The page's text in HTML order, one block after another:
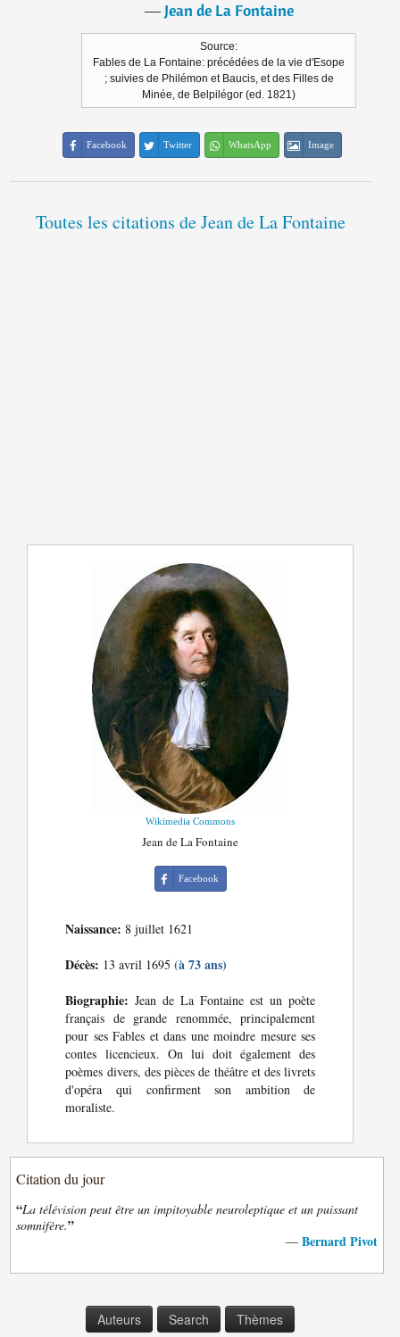
―Jean de La Fontaine
Source:
Fables de La Fontaine: précédées de la vie d'Esope
; suivies de Philémon et Baucis, et des Filles de
Minée, de Belpilégor (ed. 1821)
Facebook Twitter WhatsApp Image
Toutes les citations de Jean de La Fontaine
Wikimedia Commons
Jean de La Fontaine
Facebook
Naissance: 8 juillet 1621
Décès: 13 avril 1695(à 73 ans)
Biographie: Jean de La Fontaine est un poète
français de grande renommée, principalement
pour ses Fables et dans une moindre mesure ses
contes licencieux. On lui doit également des
poèmes divers, des pièces de théâtre et des livrets
d'opéra qui confirment son ambition de
moraliste.
Citation du jour
“La télévision peut être un impitoyable neuroleptique et un puissant
somnifère.”
— Bernard Pivot
Auteurs Search Thèmes